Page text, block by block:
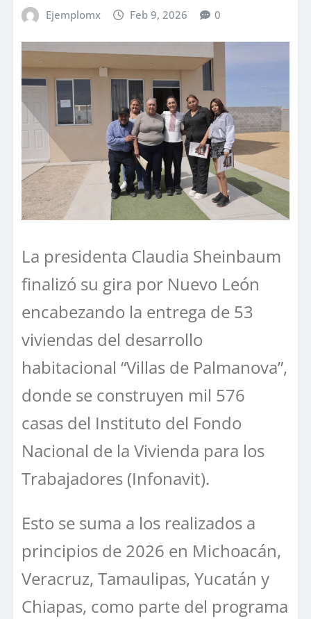
Ejemplomx Feb 9, 2026 0
La presidenta Claudia Sheinbaum
finalizó su gira por Nuevo León
encabezando la entrega de 53
viviendas del desarrollo
habitacional “Villas de Palmanova”,
donde se construyen mil 576
casas del Instituto del Fondo
Nacional de la Vivienda para los
Trabajadores (Infonavit).
Esto se suma a los realizados a
principios de 2026 en Michoacán,
Veracruz, Tamaulipas, Yucatán y
Chiapas, como parte del programa